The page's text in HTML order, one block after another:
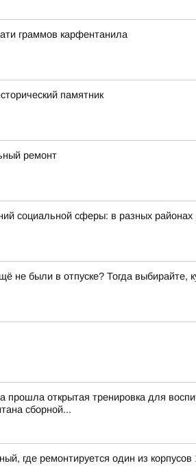
граммов карфентанила
памятник
ремонт
социальной сферы: в разных
не были в отпуске? Тогда выбирайте,
открытая тренировка для
сборной...
где ремонтируется один из корпусов